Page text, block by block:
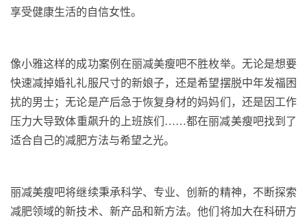
享受健康生活的自信女性。
像小雅这样的成功案例在丽减美瘦吧不胜枚举。无论是想要
快速减掉婚礼礼服尺寸的新娘子，还是希望摆脱中年发福困
扰的男士；无论是产后急于恢复身材的妈妈们，还是因工作
压力大导致体重飙升的上班族们……都在丽减美瘦吧找到了
适合自己的减肥方法与希望之光。
丽减美瘦吧将继续秉承科学、专业、创新的精神，不断探索
减肥领域的新技术、新产品和新方法。他们将加大在科研方